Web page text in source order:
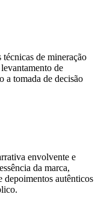
técnicas de mineração
de
a tomada de decisão
envolvente e
da marca,
depoimentos autênticos